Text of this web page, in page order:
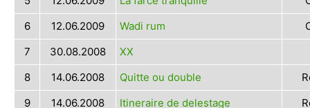
6
12.06.2009 Wadi rum
7
30.08.2008
XX
8
14.06.2008 Quitte ou double
9
14.06.2008 Itineraire de delestage